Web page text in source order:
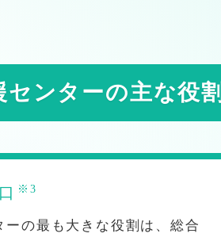
問薬剤管理
センターの主な役割
※3
ーの最も大きな役割は、総合